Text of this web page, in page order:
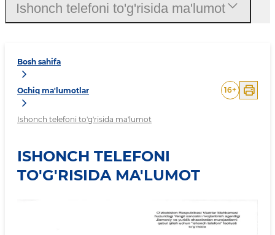
Bosh sahifa
Ochiq ma'lumotlar
Ishonch telefoni to'g'risida ma'lumot
16+
ISHONCH TELEFONI
TO'G'RISIDA MA'LUMOT
Ishonch telefoni to'g'risida ma'lumot